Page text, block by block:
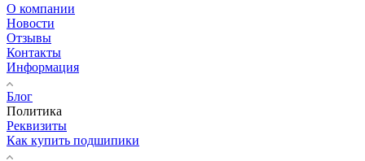
О компании
Новости
Отзывы
Контакты
Информация
Блог
Политика
Реквизиты
Как купить подшипики